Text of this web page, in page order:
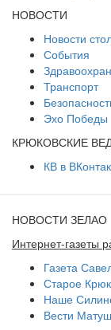
НОВОСТИ
Новости
События
Транспорт
Эхо Победы
КРЮКОВСКИЕ
КВ в
НОВОСТИ ЗЕЛАО
Интернет-газеты
Газета
Старое
Наше
Вести